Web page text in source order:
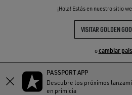
¡Hola! Estás en nuestro sitio
VISITAR GOLDEN
ocambiar pais
PASSPORT APP
Descubre los próximos
en primicia
THE